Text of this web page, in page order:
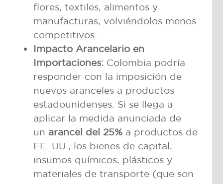
flores, textiles, alimentos y
manufacturas, volviéndolos menos
competitivos.
Impacto Arancelario en
Importaciones: Colombia podría
responder con la imposición de
nuevos aranceles a productos
estadounidenses. Si se llega a
aplicar la medida anunciada de
un arancel del 25%a productos de
EE. UU., los bienes de capital,
insumos químicos, plásticos y
materiales de transporte (que son